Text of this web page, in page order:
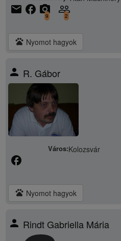
email facebook camera_alt
9
people_outline
2
pets Nyomot hagyok
person R. Gábor
Város:Kolozsvár
facebook
pets Nyomot hagyok
person Rindt Gabriella Mária